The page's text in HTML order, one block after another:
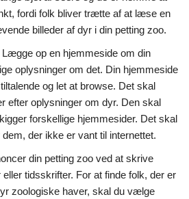
fordi folk bliver trætte af at læse en
billeder af dyr i din petting zoo.
Lægge op en hjemmeside om din
oplysninger om det. Din hjemmeside
og let at browse. Det skal
efter oplysninger om dyr. Den skal
forskellige hjemmesider. Det skal
der ikke er vant til internettet.
din petting zoo ved at skrive
tidsskrifter. For at finde folk, der er
zoologiske haver, skal du vælge